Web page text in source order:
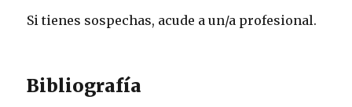
Si tienes sospechas, acude a un/a profesional.
Bibliografía